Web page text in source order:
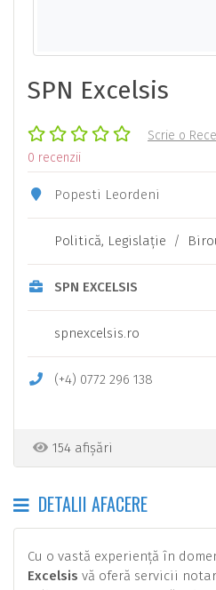
SPN Excelsis
Scrie o
0 recenzii
Popesti Leordeni
Politică, Legislaţie /
SPN EXCELSIS
spnexcelsis.ro
(+4) 0772 296 138
154 afișări
DETALII AFACERE
Cu o vastă experiență în
Excelsis vă oferă servicii